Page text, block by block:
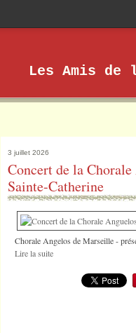
Les Amis
3 juillet 2026
Concert de la
Sainte-Catherine
Chorale Angelos de Marseille -
Lire la suite